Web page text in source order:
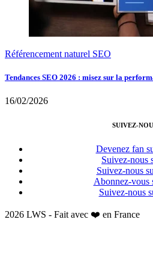
Référencement naturel SEO
Tendances SEO 2026 : misez sur la
16/02/2026
SUIVEZ-
Devenez fan
Suivez-nous
Suivez-nous
Abonnez-vous
Suivez-nous
2026 LWS - Fait avec ❤️ en France